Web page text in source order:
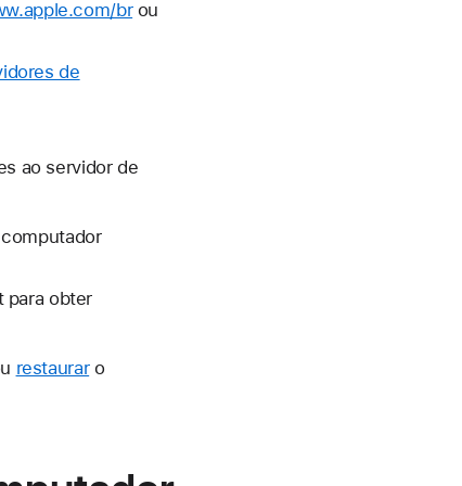
brou
de
ao servidor de
para obter
restauraro